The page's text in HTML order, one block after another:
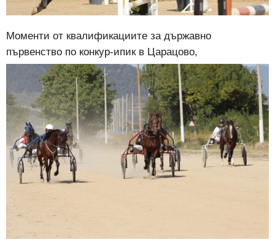
Моменти от квалификациите за държавно
първенство по конкур-ипик в Царацово,